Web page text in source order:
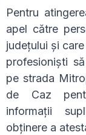
Pentru
apel către
judeţului și
profesionişti
pe strada
de Caz
informaţii
obţinere a